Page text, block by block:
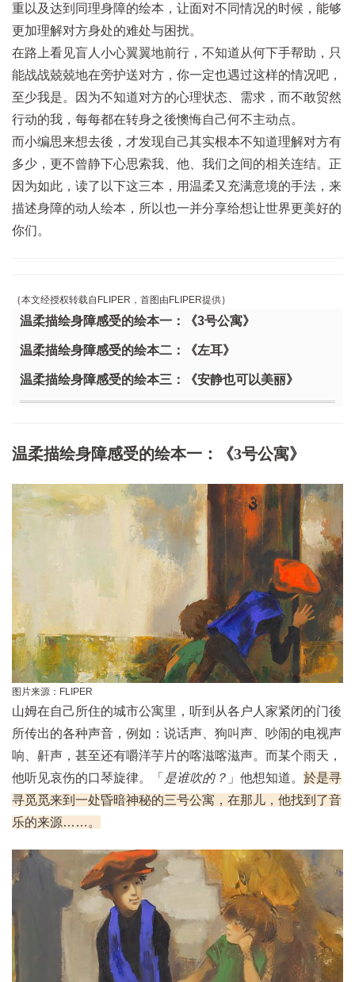
重以及达到同理身障的绘本，让面对不同情况的时候，能够
更加理解对方身处的难处与困扰。
在路上看见盲人小心翼翼地前行，不知道从何下手帮助，只
能战战兢兢地在旁护送对方，你一定也遇过这样的情况吧，
至少我是。因为不知道对方的心理状态、需求，而不敢贸然
行动的我，每每都在转身之後懊悔自己何不主动点。
而小编思来想去後，才发现自己其实根本不知道理解对方有
多少，更不曾静下心思索我、他、我们之间的相关连结。正
因为如此，读了以下这三本，用温柔又充满意境的手法，来
描述身障的动人绘本，所以也一并分享给想让世界更美好的
你们。
｛本文经授权转载自FLIPER，首图由FLIPER提供｝
温柔描绘身障感受的绘本一：《3号公寓》
温柔描绘身障感受的绘本二：《左耳》
温柔描绘身障感受的绘本三：《安静也可以美丽》
温柔描绘身障感受的绘本一：《3号公寓》
图片来源：FLIPER
山姆在自己所住的城市公寓里，听到从各户人家紧闭的门後
所传出的各种声音，例如：说话声、狗叫声、吵闹的电视声
响、鼾声，甚至还有嚼洋芋片的喀滋喀滋声。而某个雨天，
他听见哀伤的口琴旋律。「 是谁吹的？ 」他想知道。 於是寻
寻觅觅来到一处昏暗神秘的三号公寓，在那儿，他找到了音
乐的来源……。